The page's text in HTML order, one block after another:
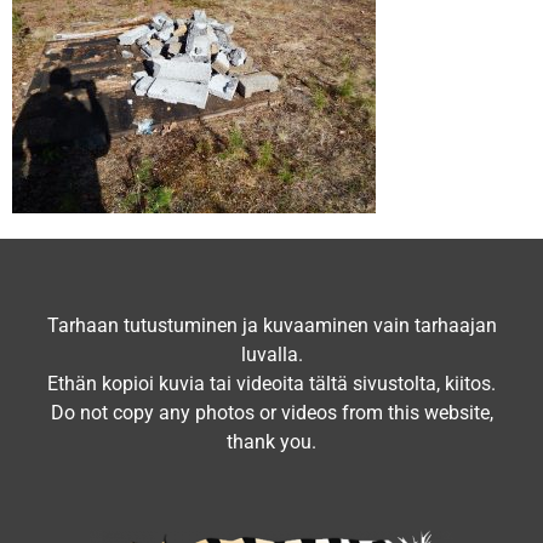
Tarhaan tutustuminen ja kuvaaminen vain tarhaajan
luvalla.
Ethän kopioi kuvia tai videoita tältä sivustolta, kiitos.
Do not copy any photos or videos from this website,
thank you.